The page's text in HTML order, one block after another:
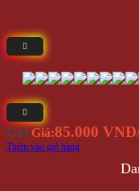
Giá Giá:85.000 VNĐ
Thêm vào giỏ hàng